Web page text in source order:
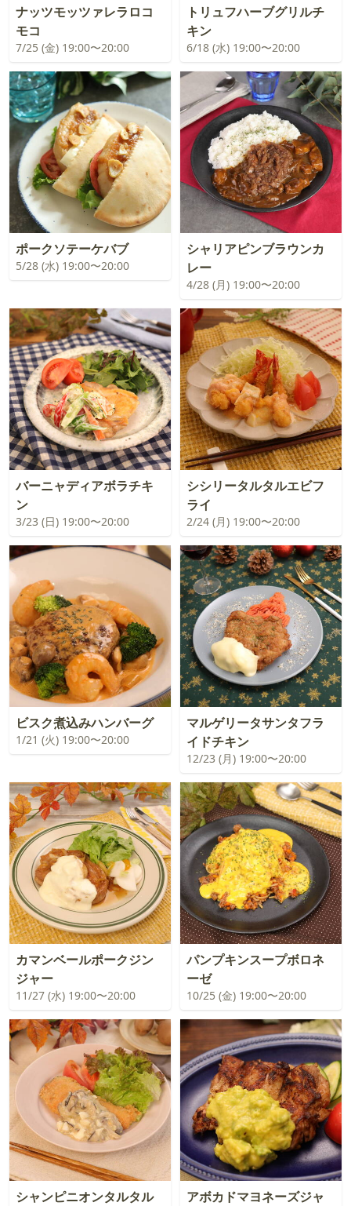
ナッツモッツァレラロコ
モコ
7/25 (金) 19:00〜20:00
トリュフハーブグリルチ
キン
6/18 (水) 19:00〜20:00
ポークソテーケバブ
5/28 (水) 19:00〜20:00
シャリアピンブラウンカ
レー
4/28 (月) 19:00〜20:00
バーニャディアボラチキ
ン
3/23 (日) 19:00〜20:00
シシリータルタルエビフ
ライ
2/24 (月) 19:00〜20:00
ビスク煮込みハンバーグ
1/21 (火) 19:00〜20:00
マルゲリータサンタフラ
イドチキン
12/23 (月) 19:00〜20:00
カマンベールポークジン
ジャー
11/27 (水) 19:00〜20:00
パンプキンスープボロネ
ーゼ
10/25 (金) 19:00〜20:00
シャンピニオンタルタル
アボカドマヨネーズジャ